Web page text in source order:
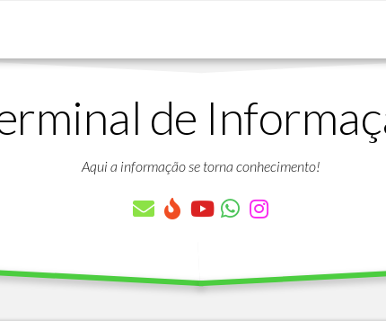
LISTA
TABELAS
de
Aqui a informação se torna conhecimento!